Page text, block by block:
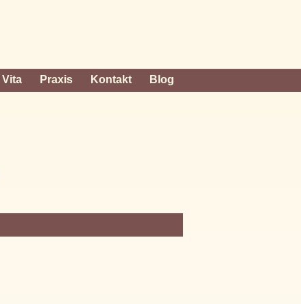
Vita Praxis Kontakt Blog